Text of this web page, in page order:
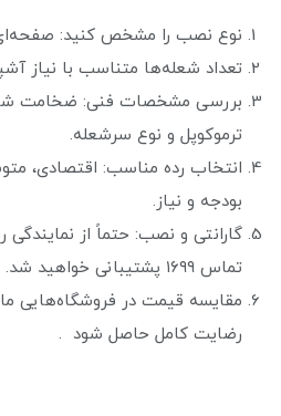
نوع نصب را مشخص کنید: صفحه‌ای
تعداد شعله‌ها متناسب با نیاز
بررسی مشخصات فنی: ضخامت
ترموکوپل و نوع سرشعله.
انتخاب رده مناسب: اقتصادی،
بودجه و نیاز.
گارانتی و نصب: حتماً از
تماس ۱۶۹۹ پشتیبانی خواهید شد.
مقایسه قیمت در فروشگاه‌هایی
رضایت کامل حاصل شود .